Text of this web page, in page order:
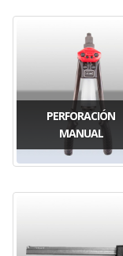
PERFORACIÓN
MANUAL